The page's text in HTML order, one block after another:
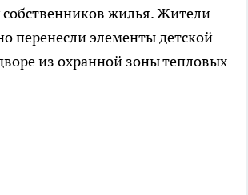
жилья. Жители
перенесли элементы детской
из охранной зоны тепловых